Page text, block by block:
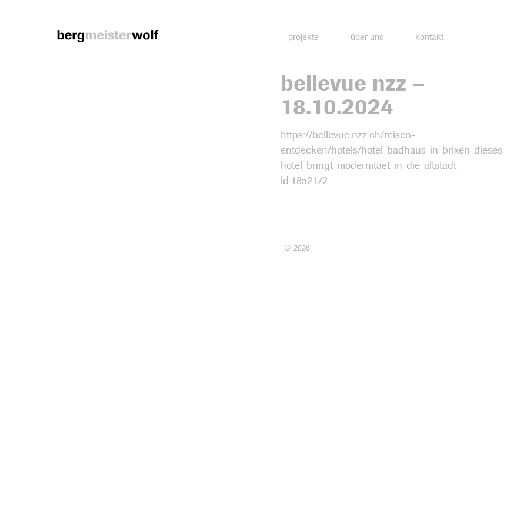
projekte über uns kontakt
bellevue nzz –
18.10.2024
https://bellevue.nzz.ch/reisen-
entdecken/hotels/hotel-badhaus-in-brixen-dieses-
hotel-bringt-modernitaet-in-die-altstadt-
ld.1852172
© 2026